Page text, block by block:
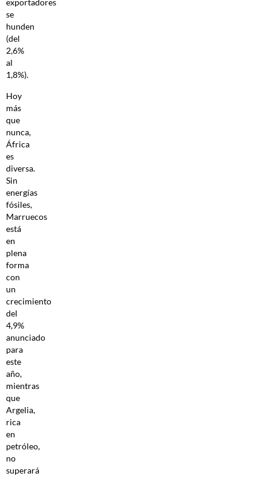
exportadores
se
hunden
(del
2,6%
al
1,8%).
Hoy
más
que
nunca,
África
es
diversa.
Sin
energías
fósiles,
Marruecos
está
en
plena
forma
con
un
crecimiento
del
4,9%
anunciado
para
este
año,
mientras
que
Argelia,
rica
en
petróleo,
no
superará